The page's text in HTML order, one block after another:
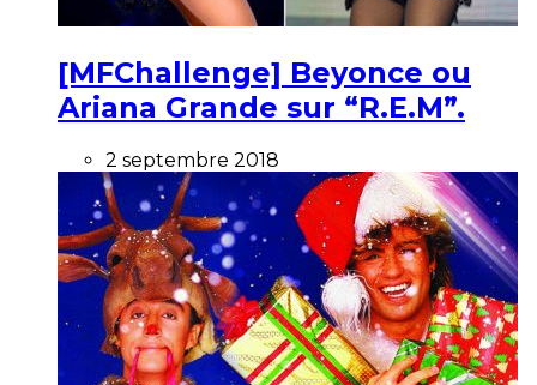
[MFChallenge] Beyonce ou
Ariana Grande sur “R.E.M”.
2 septembre 2018